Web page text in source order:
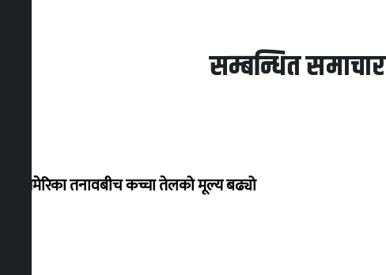
सम्बन्धित समाचार
इरान–अमेरिका तनावबीच कच्चा तेलको मूल्य बढ्यो